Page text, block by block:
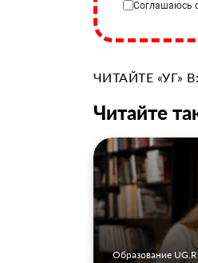
Соглашаюсь
ЧИТАЙТЕ «УГ»
Читайте
Образование